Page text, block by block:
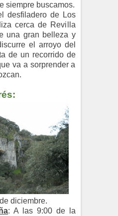
siempre buscamos.
desfiladero de Los
cerca de Revilla
una gran belleza y
el arroyo del
de un recorrido de
va a sorprender a
diciembre.
: A las 9:00 de la